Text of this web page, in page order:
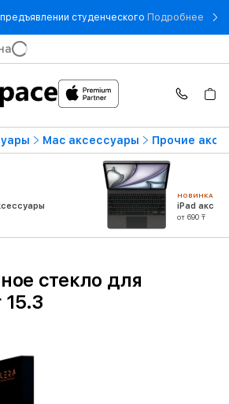
студенческого Подробнее - -
Mac аксессуары Прочие
НОВИНКА
iPad
от 690 ₸
стекло для
15.3